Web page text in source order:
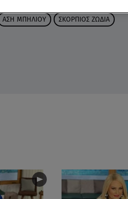
ΑΣΗ ΜΠΗΛΙΟΥ ΣΚΟΡΠΙΟΣ ΖΩΔΙΑ